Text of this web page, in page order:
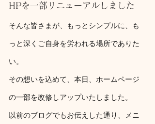
HPを一部リニューアルしました
そんな皆さまが、もっとシンプルに、も
っと深くご自身を労われる場所でありた
い。
その想いを込めて、本日、ホームページ
の一部を改修しアップいたしました。
以前のブログでもお伝えした通り、メニ